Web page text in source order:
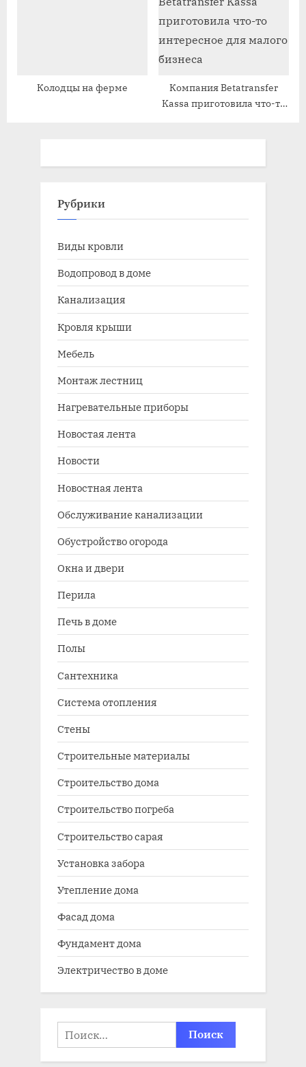
Колодцы на ферме
Компания Betatransfer
Kassa приготовила что-то
Рубрики
Виды кровли
Водопровод в доме
Канализация
Кровля крыши
Мебель
Монтаж лестниц
Нагревательные приборы
Новостая лента
Новости
Новостная лента
Обслуживание канализации
Обустройство огорода
Окна и двери
Перила
Печь в доме
Полы
Сантехника
Система отопления
Стены
Строительные материалы
Строительство дома
Строительство погреба
Строительство сарая
Установка забора
Утепление дома
Фасад дома
Фундамент дома
Электричество в доме
Найти: